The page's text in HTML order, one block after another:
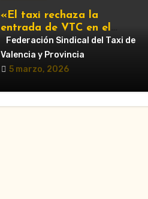
«El taxi rechaza la
entrada de VTC en el
servicio urbano y advierte
de nuevas movilizaciones»
Federación Sindical del Taxi de
Valencia y Provincia
5 marzo, 2026